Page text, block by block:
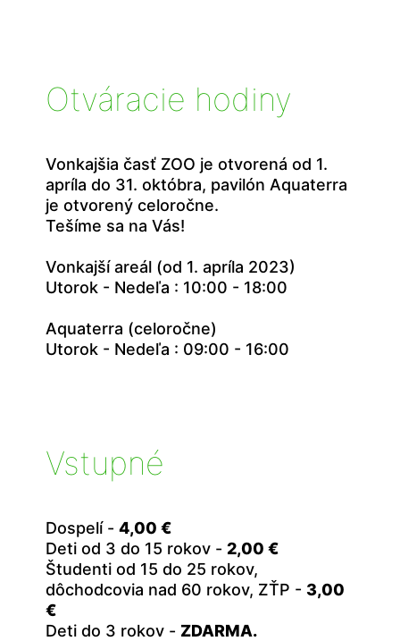
Otváracie hodiny
Vonkajšia časť ZOO je otvorená od 1.
apríla do 31. októbra, pavilón Aquaterra
je otvorený celoročne.
Tešíme sa na Vás!
Vonkajší areál (od 1. apríla 2023)
Utorok - Nedeľa : 10:00 - 18:00
Aquaterra (celoročne)
Utorok - Nedeľa : 09:00 - 16:00
Vstupné
Dospelí -4,00 €
Deti od 3 do 15 rokov -2,00 €
Študenti od 15 do 25 rokov,
dôchodcovia nad 60 rokov, ZŤP - 3,00
€
Deti do 3 rokov - ZDARMA.